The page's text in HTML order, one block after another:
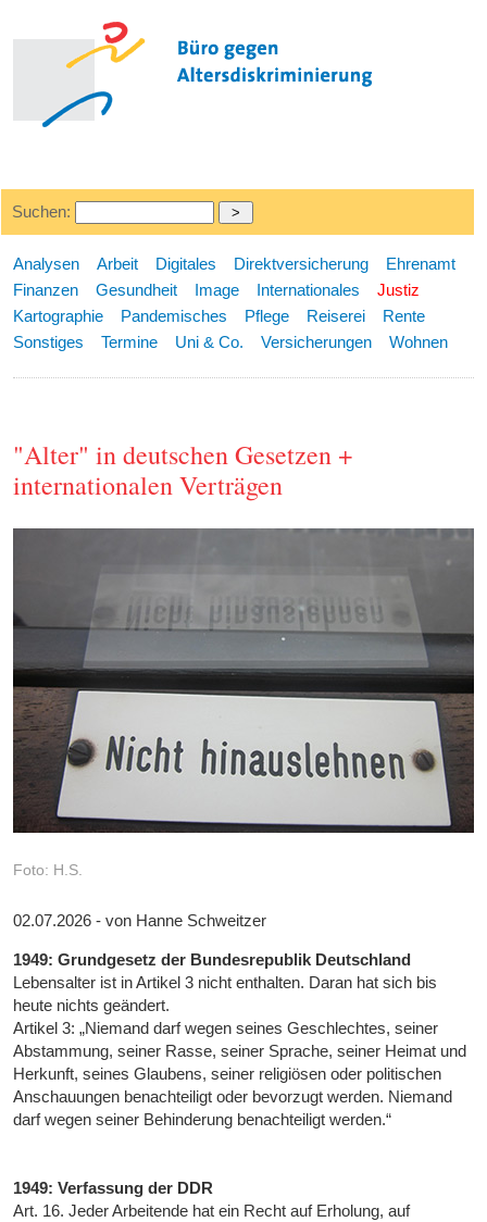
Suchen:
Analysen Arbeit Digitales Direktversicherung
Ehrenamt
Finanzen
Gesundheit Image Internationales
Justiz
Kartographie
Pandemisches Pflege Reiserei
Rente
Sonstiges
Termine Uni & Co. Versicherungen Wohnen
"Alter" in deutschen Gesetzen +
internationalen Verträgen
Foto: H.S.
02.07.2026 - von Hanne Schweitzer
1949: Grundgesetz der Bundesrepublik Deutschland
Lebensalter ist in Artikel 3 nicht enthalten. Daran hat sich bis
heute nichts geändert.
Artikel 3: „Niemand darf wegen seines Geschlechtes, seiner
Abstammung, seiner Rasse, seiner Sprache, seiner Heimat und
Herkunft, seines Glaubens, seiner religiösen oder politischen
Anschauungen benachteiligt oder bevorzugt werden. Niemand
darf wegen seiner Behinderung benachteiligt werden.“
1949: Verfassung der DDR
Art. 16. Jeder Arbeitende hat ein Recht auf Erholung, auf